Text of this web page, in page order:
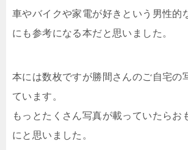
車やバイクや家電が好きという男性的
にも参考になる本だと思いました。
本には数枚ですが勝間さんのご自宅の
ています。
もっとたくさん写真が載っていたらお
にと思いました。